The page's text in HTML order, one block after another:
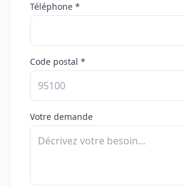
Téléphone *
Code postal *
Votre demande